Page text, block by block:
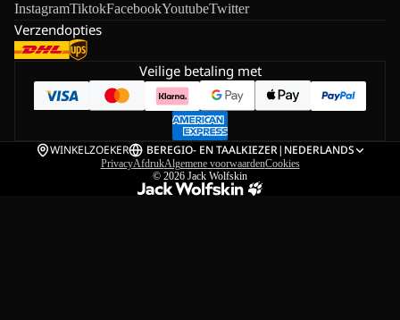
InstagramTiktokFacebookYoutubeTwitter
Verzendopties
Veilige betaling met
WINKELZOEKER BEREGIO- EN TAALKIEZER| NEDERLANDS
PrivacyAfdrukAlgemene voorwaardenCookies
© 2026 Jack Wolfskin